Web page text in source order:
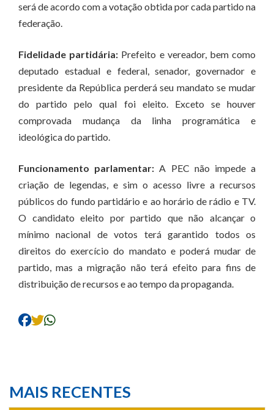
será de acordo com a votação obtida por cada partido na
federação.
Fidelidade partidária: Prefeito e vereador, bem como
deputado estadual e federal, senador, governador e
presidente da República perderá seu mandato se mudar
do partido pelo qual foi eleito. Exceto se houver
comprovada mudança da linha programática e
ideológica do partido.
Funcionamento parlamentar:A PEC não impede a
criação de legendas, e sim o acesso livre a recursos
públicos do fundo partidário e ao horário de rádio e TV.
O candidato eleito por partido que não alcançar o
mínimo nacional de votos terá garantido todos os
direitos do exercício do mandato e poderá mudar de
partido, mas a migração não terá efeito para fins de
distribuição de recursos e ao tempo da propaganda.
MAIS RECENTES